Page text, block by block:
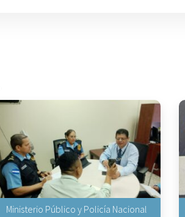
Ministerio Público y Policía Nacional